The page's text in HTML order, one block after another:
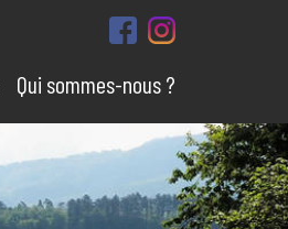
Qui sommes-nous ?